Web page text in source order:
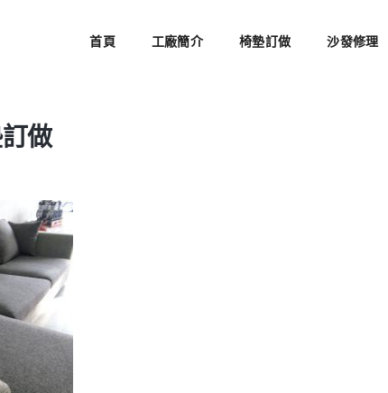
首頁 工廠簡介 椅墊訂做 沙發修理
做